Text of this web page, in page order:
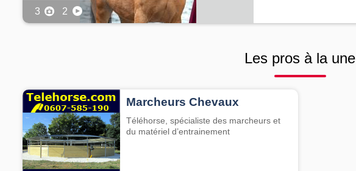
3 2
Les pros à la une
Marcheurs Chevaux
Téléhorse, spécialiste des marcheurs et
du matériel d’entrainement